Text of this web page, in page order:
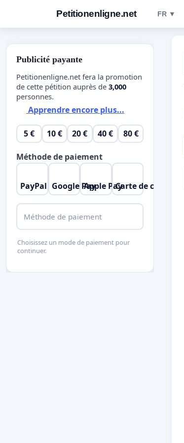
Petitionenligne.net FR ▼
Publicité payante
Petitionenligne.net fera la promotion
de cette pétition auprès de 3,000
personnes.
Apprendre encore plus...
5 € 10 € 20 € 40 € 80 €
Méthode de paiement
PayPal Google PayApple PayCarte de crédit
Méthode de paiement
Choisissez un mode de paiement pour
continuer.